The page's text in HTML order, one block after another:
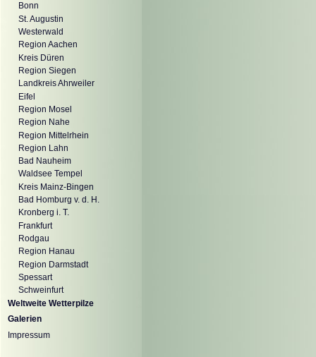
Bonn
St. Augustin
Westerwald
Region Aachen
Kreis Düren
Region Siegen
Landkreis Ahrweiler
Eifel
Region Mosel
Region Nahe
Region Mittelrhein
Region Lahn
Bad Nauheim
Waldsee Tempel
Kreis Mainz-Bingen
Bad Homburg v. d. H.
Kronberg i. T.
Frankfurt
Rodgau
Region Hanau
Region Darmstadt
Spessart
Schweinfurt
Weltweite Wetterpilze
Galerien
Impressum